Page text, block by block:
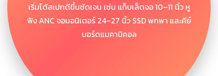
เริ่มได้สเปกดีขึ้นชัดเจน เช่น แท็บเล็ตจอ 10–11 นิ้ว หู
ฟัง ANC จอมอนิเตอร์ 24–27 นิ้ว SSD พกพา และคีย์
บอร์ดแมคานิคอล